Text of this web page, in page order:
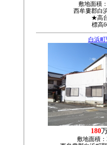
敷地面積
西牟婁郡白
★高
標高
白浜
180
敷地面積：